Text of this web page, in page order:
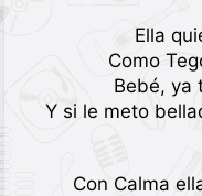
Ella
Como
Bebé, ya
Y si le meto
Con Calma